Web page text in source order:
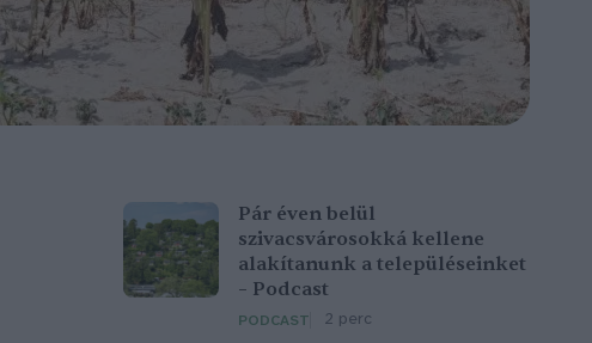
Pár éven belül
szivacsvárosokká kellene
alakítanunk a településeinket
– Podcast
PODCAST 2 perc